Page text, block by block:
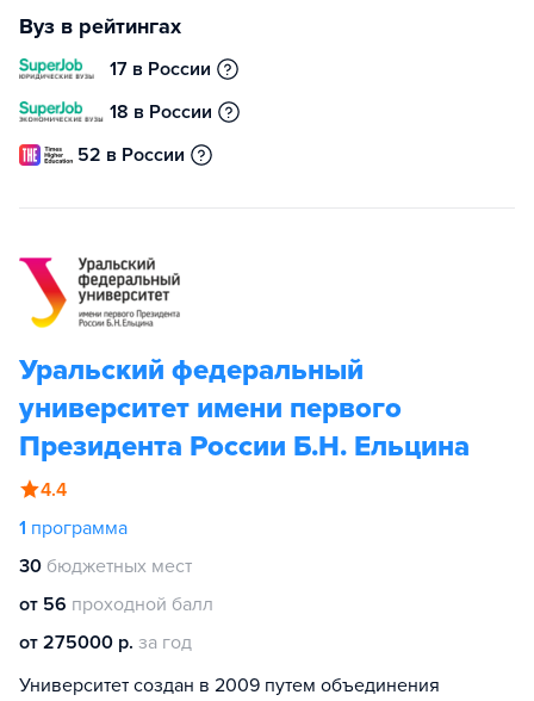
Вуз в рейтингах
17 в России
18 в России
52 в России
Уральский федеральный
университет имени первого
Президента России Б.Н. Ельцина
4.4
1 программа
30 бюджетных мест
от 56 проходной балл
от 275000 р. за год
Университет создан в 2009 путем объединения